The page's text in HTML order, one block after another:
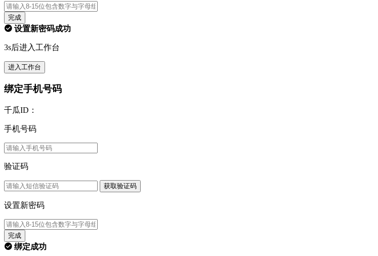
完成
设置新密码成功
3s后进入工作台
进入工作台
绑定手机号码
千瓜ID：
手机号码
验证码
获取验证码
设置新密码
完成
绑定成功